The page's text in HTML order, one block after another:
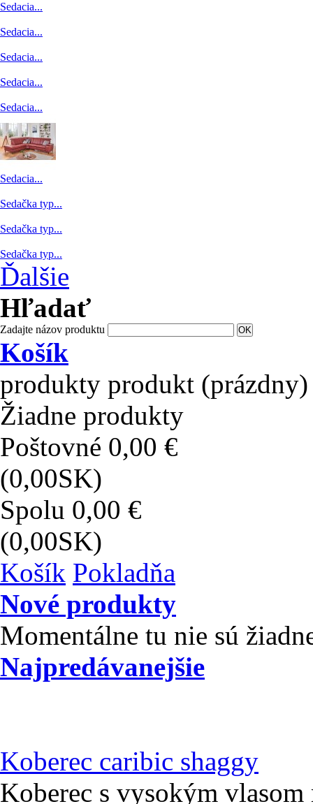
Sedacia...
Sedacia...
Sedacia...
Sedacia...
Sedacia...
Sedacia...
Sedačka typ...
Sedačka typ...
Sedačka typ...
Ďalšie
Hľadať
Zadajte názov produktu
Košík
produkty produkt (prázdny)
Žiadne produkty
Poštovné 0,00 €
(0,00SK)
Spolu 0,00 €
(0,00SK)
Košík Pokladňa
Nové produkty
Momentálne tu nie sú
Najpredávanejšie
Koberec caribic shaggy
Koberec s vysokým